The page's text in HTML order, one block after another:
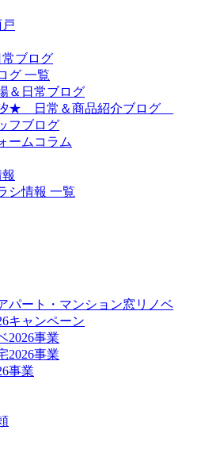
ブログ
グ 一覧
＆日常ブログ
★ 日常＆商品紹介ブログ
フブログ
ームコラム
シ情報 一覧
パート・マンション窓リノベ
キャンペーン
2026事業
2026事業
事業